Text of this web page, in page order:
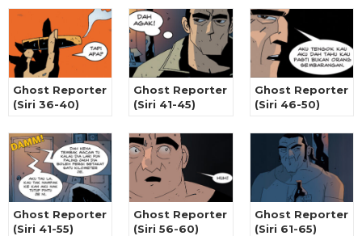
Ghost Reporter
(Siri 36-40)
Ghost Reporter
(Siri 41-45)
Ghost Reporter
(Siri 46-50)
Ghost Reporter
(Siri 41-55)
Ghost Reporter
(Siri 56-60)
Ghost Reporter
(Siri 61-65)